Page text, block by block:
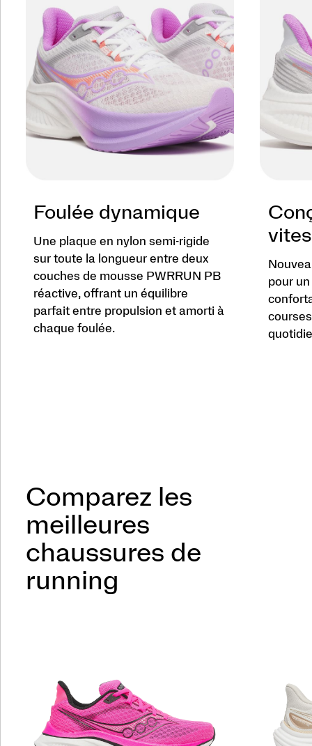
Foulée dynamique
Une plaque en nylon semi-rigide
sur toute la longueur entre deux
couches de mousse PWRRUN PB
réactive, offrant un équilibre
parfait entre propulsion et amorti à
chaque foulée.
pour
Comparez les
meilleures
chaussures de
running